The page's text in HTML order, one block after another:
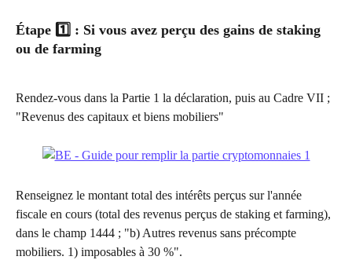
Étape 1️⃣ : Si vous avez perçu des gains de staking
ou de farming
Rendez-vous dans la Partie 1 la déclaration, puis au Cadre VII ;
"Revenus des capitaux et biens mobiliers"
Renseignez le montant total des intérêts perçus sur l'année
fiscale en cours (total des revenus perçus de staking et farming),
dans le champ 1444 ; "b) Autres revenus sans précompte
mobiliers. 1) imposables à 30 %".